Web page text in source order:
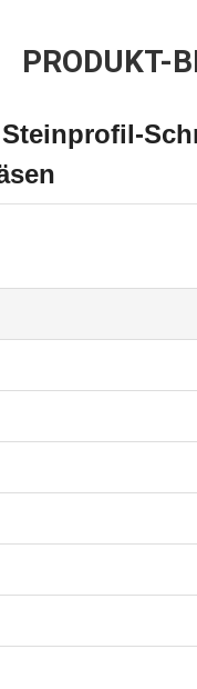
PRODUKT-